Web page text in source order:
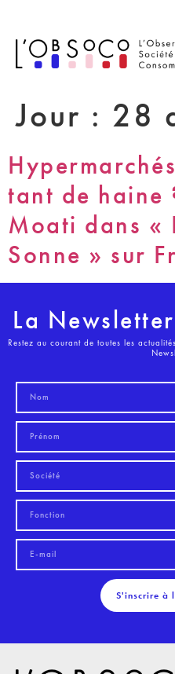
Jour : 28
tant de haine
Moati dans «
Sonne » sur
La
Restez au courant de toutes les
S'inscrire à